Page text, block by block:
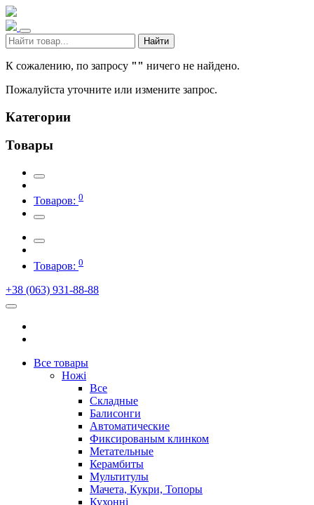
Найти
К сожалению, по запросу "" ничего не найдено.
Пожалуйста уточните или измените запрос.
Категории
Товары
Товаров: 0
Товаров: 0
+38 (063) 931-88-88
Все товары
Ножі
Все
Складные
Балисонги
Автоматические
Фиксированым клинком
Метательные
Керамбиты
Мультитулы
Мачета, Кукри, Топоры
Кухонні